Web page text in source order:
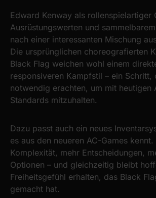
Edward Kenway als rollenspielartiger
Ausrüstungswerten und
nach einer interessanten Mischung
Die ursprünglichen choreografierten
Black Flag weichen wohl einem
responsiveren Kampfstil – ein Schritt,
notwendig erachten, um mit heutigen
Standards mitzuhalten.
Dazu passt auch ein neues
es aus den neueren AC-Games kennt.
Komplexität, mehr Entscheidungen,
Optionen – und gleichzeitig bleibt
Freiheitsgefühl erhalten, das Black
gemacht hat.